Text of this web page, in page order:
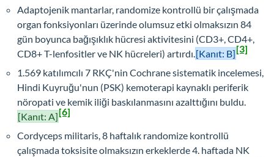
Adaptojenik mantarlar, randomize kontrollü bir çalışmada
organ fonksiyonları üzerinde olumsuz etki olmaksızın 84
gün boyunca bağışıklık hücresi aktivitesini (CD3+, CD4+,
CD8+ T-lenfositler ve NK hücreleri) artırdı.[Kanıt: B][3]
1.569 katılımcılı 7 RKÇ'nin Cochrane sistematik incelemesi,
Hindi Kuyruğu'nun (PSK) kemoterapi kaynaklı periferik
nöropati ve kemik iliği baskılanmasını azalttığını buldu.
[Kanıt: A][6]
Cordyceps militaris, 8 haftalık randomize kontrollü
çalışmada toksisite olmaksızın erkeklerde 4. haftada NK